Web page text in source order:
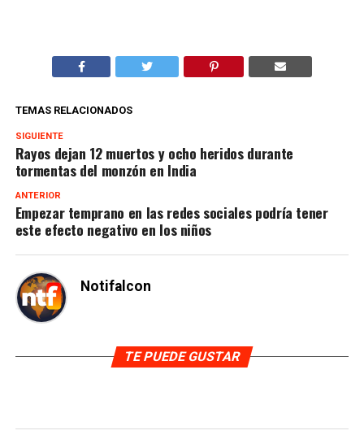
TEMAS RELACIONADOS
SIGUIENTE
Rayos dejan 12 muertos y ocho heridos durante
tormentas del monzón en India
ANTERIOR
Empezar temprano en las redes sociales podría tener
este efecto negativo en los niños
Notifalcon
TE PUEDE GUSTAR